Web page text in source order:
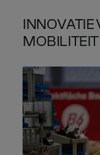
MOBILITEIT